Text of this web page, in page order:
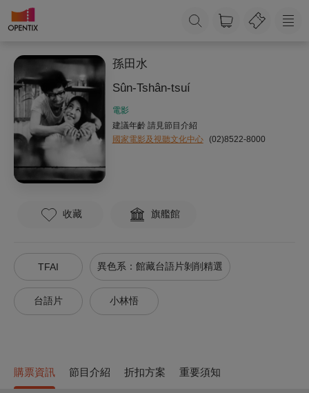
孫田水
Sûn-Tshân-tsuí
電影
建議年齡 請見節目介紹
國家電影及視聽文化中心 (02)8522-8000
收藏 旗艦館
TFAI 異色系：館藏台語片剝削精選
台語片 小林悟
購票資訊 節目介紹 折扣方案 重要須知